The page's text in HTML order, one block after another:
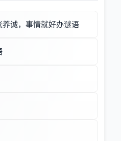
诚，事情就好办谜语